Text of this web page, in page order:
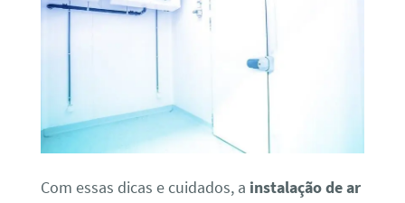
Com essas dicas e cuidados, a instalação de ar